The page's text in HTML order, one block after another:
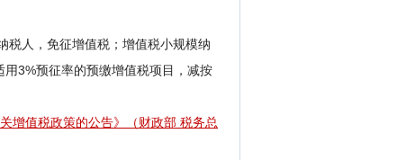
税人，免征增值税；增值税小规模纳
3%预征率的预缴增值税项目，减按
增值税政策的公告》（财政部 税务总